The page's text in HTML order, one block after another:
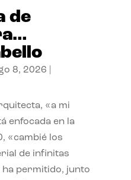
de
8, 2026
«a mi
enfocada en la
«cambié los
de infinitas
ha permitido, junto